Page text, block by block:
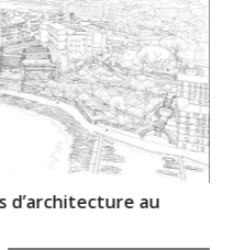
d’architecture au